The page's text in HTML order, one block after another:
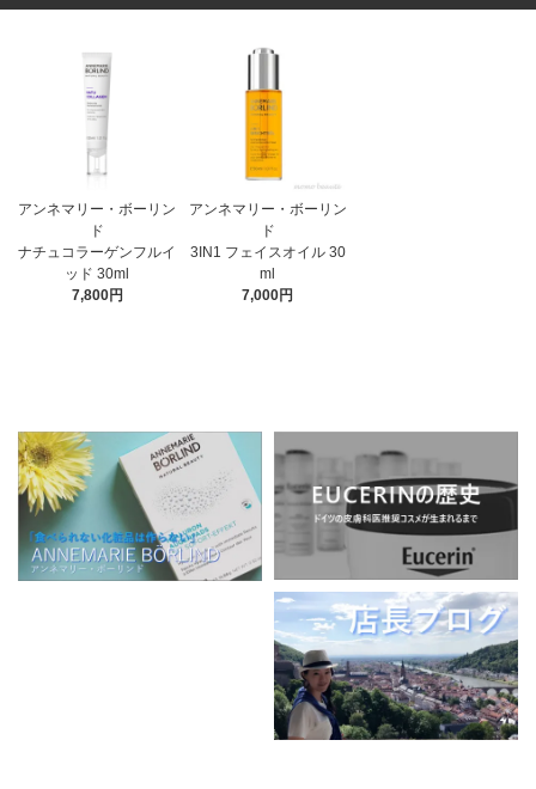
アンネマリー・ボーリン
ド
ナチュコラーゲンフルイ
ッド 30ml
7,800円
アンネマリー・ボーリン
ド
3IN1 フェイスオイル 30
ml
7,000円